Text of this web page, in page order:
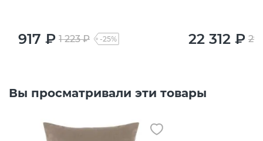
917 ₽ 1 223 ₽ -25% 22 312 ₽ 29
Вы просматривали эти товары